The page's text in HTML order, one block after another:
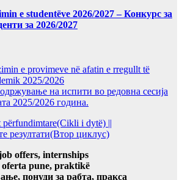
e studentëve 2026/2027 – Конкурс за
за 2026/2027
e provimeve në afatin e rregullt të
2025/2026
на испити во редовна сесија
2025/2026 година.
përfundimtare(Cikli i dytë) ||
резултати(Втор циклус)
offers, internships
oferta pune, praktikë
понуди за рабта, пракса